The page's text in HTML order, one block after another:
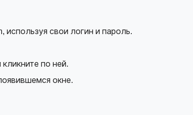
, используя свои логин и пароль.
по ней.
окне.